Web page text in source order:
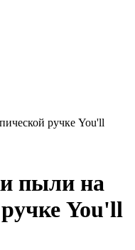
ручке You'll
пыли на
You'll